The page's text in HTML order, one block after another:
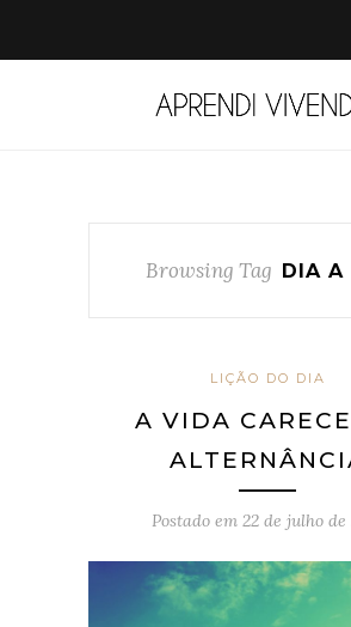
Browsing Tag DIA A
LIÇÃO DO DIA
A VIDA
Postado em 22 de julho de